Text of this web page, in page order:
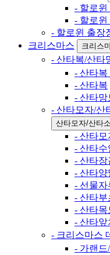
- 할로윈
- 할로윈
- 할로윈 출장
크리스마스
크리스
- 산타복/산타
- 산타복
- 산타복
- 산타망
- 산타모자/산
산타모자/산타
- 산타모
- 산타수
- 산타장
- 산타양
- 선물자
- 산타부
- 산타목
- 산타앞
- 크리스마스
- 가랜드